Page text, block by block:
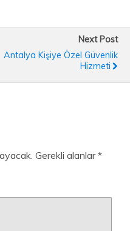
Next Post
Antalya Kişiye Özel Güvenlik
Hizmeti
Gerekli alanlar*